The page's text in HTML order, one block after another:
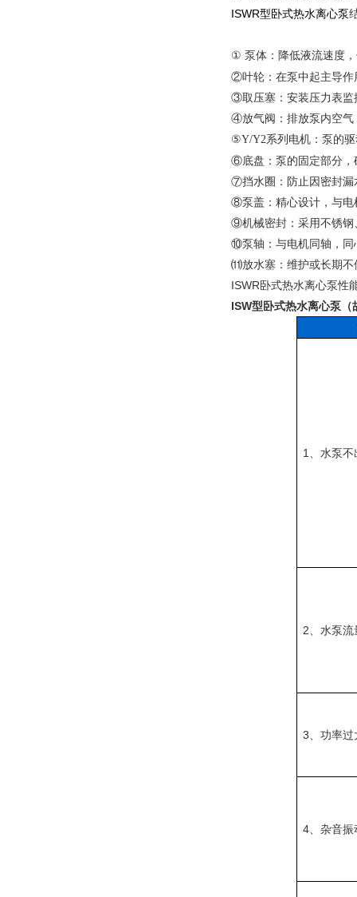
ISWR型卧式热水离心泵
① 泵体：降低液流速度
②叶轮：在泵中起主导作
③取压塞：安装压力表监
④放气阀：排放泵内空气
⑤Y/Y2系列电机：泵的
⑥底盘：泵的固定部分，
⑦挡水圈：防止因密封漏
⑧泵盖：精心设计，与电
⑨机械密封：采用不锈钢
⑩泵轴：与电机同轴，同
⑾放水塞：维护或长期不
ISWR卧式热水离心泵性
ISW型卧式热水离心泵（
1 、水泵
2 、水泵
3 、功率
4 、杂音